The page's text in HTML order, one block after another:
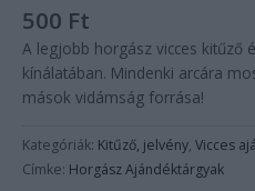
500 Ft
A legjobb horgász vicces kitűző
kínálatában. Mindenki arcára
mások vidámság forrása!
Kategóriák: Kitűző, jelvény, Vicces
Címke: Horgász Ajándéktárgyak